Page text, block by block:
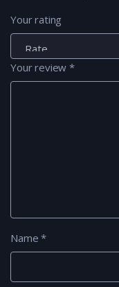
Your rating
Your review*
Name*